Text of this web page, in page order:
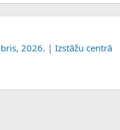
2026. | Izstāžu centrā